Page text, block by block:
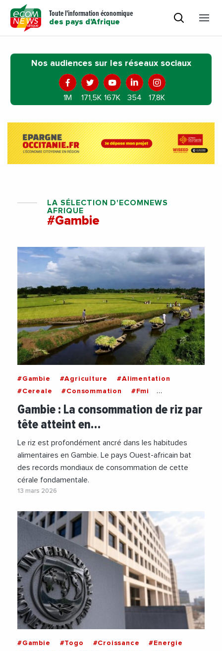
Toute l'information économique
des pays d'Afrique
Nos audiences sur les réseaux sociaux
1M 171,5K 167K 354 17,8K
LA SÉLECTION D'ECOMNEWS
AFRIQUE
#Gambie
#Gambie #Agriculture
#Alimentation
#Cereale
#Consommation
#Fmi
#Importations
#Riz
Gambie : La consommation de riz par
tête atteint en…
Le riz est profondément ancré dans les habitudes
alimentaires en Gambie. Le pays Ouest-africain bat
des records mondiaux de consommation de cette
cérale fondamentale.
13 mars 2026
#Gambie #Togo #Croissance
#Energie